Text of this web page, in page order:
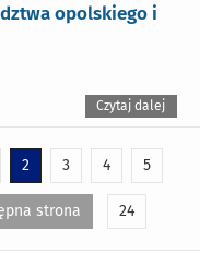
opolskiego i
Czytaj dalej
2 3 4 5
strona 24